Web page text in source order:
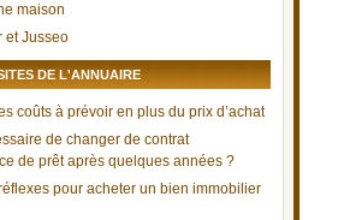
maison
et Jusseo
DE L'ANNUAIRE
coûts à prévoir en plus du prix d’achat
de changer de contrat
de prêt après quelques années ?
pour acheter un bien immobilier